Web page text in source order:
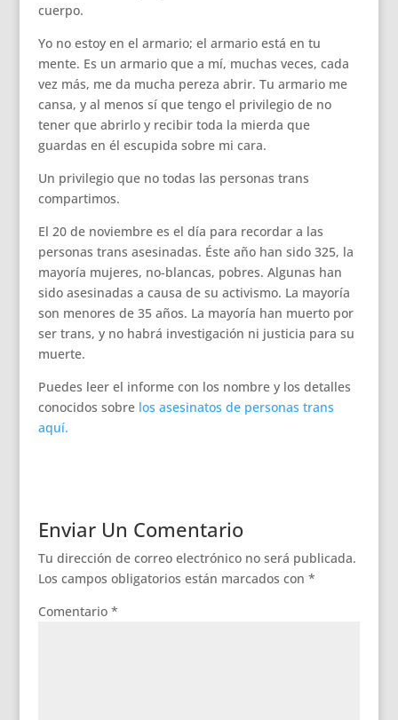
cuerpo.
Yo no estoy en el armario; el armario está en tu
mente. Es un armario que a mí, muchas veces, cada
vez más, me da mucha pereza abrir. Tu armario me
cansa, y al menos sí que tengo el privilegio de no
tener que abrirlo y recibir toda la mierda que
guardas en él escupida sobre mi cara.
Un privilegio que no todas las personas trans
compartimos.
El 20 de noviembre es el día para recordar a las
personas trans asesinadas. Éste año han sido 325, la
mayoría mujeres, no-blancas, pobres. Algunas han
sido asesinadas a causa de su activismo. La mayoría
son menores de 35 años. La mayoría han muerto por
ser trans, y no habrá investigación ni justicia para su
muerte.
Puedes leer el informe con los nombre y los detalles
conocidos sobre los asesinatos de personas trans
aquí.
Enviar Un Comentario
Tu dirección de correo electrónico no será publicada.
Los campos obligatorios están marcados con *
Comentario *